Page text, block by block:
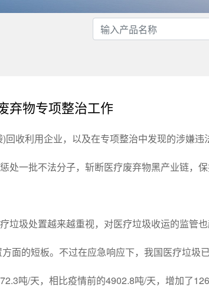
弃物专项整治工作
收利用企业，以及在专项整治中发现的涉嫌违
一批不法分子，斩断医疗废弃物黑产业链，保
圾处置越来越重视，对医疗垃圾收运的监管也
的短板。不过在应急响应下，我国医疗垃圾已
吨/天，相比疫情前的4902.8吨/天，增加了